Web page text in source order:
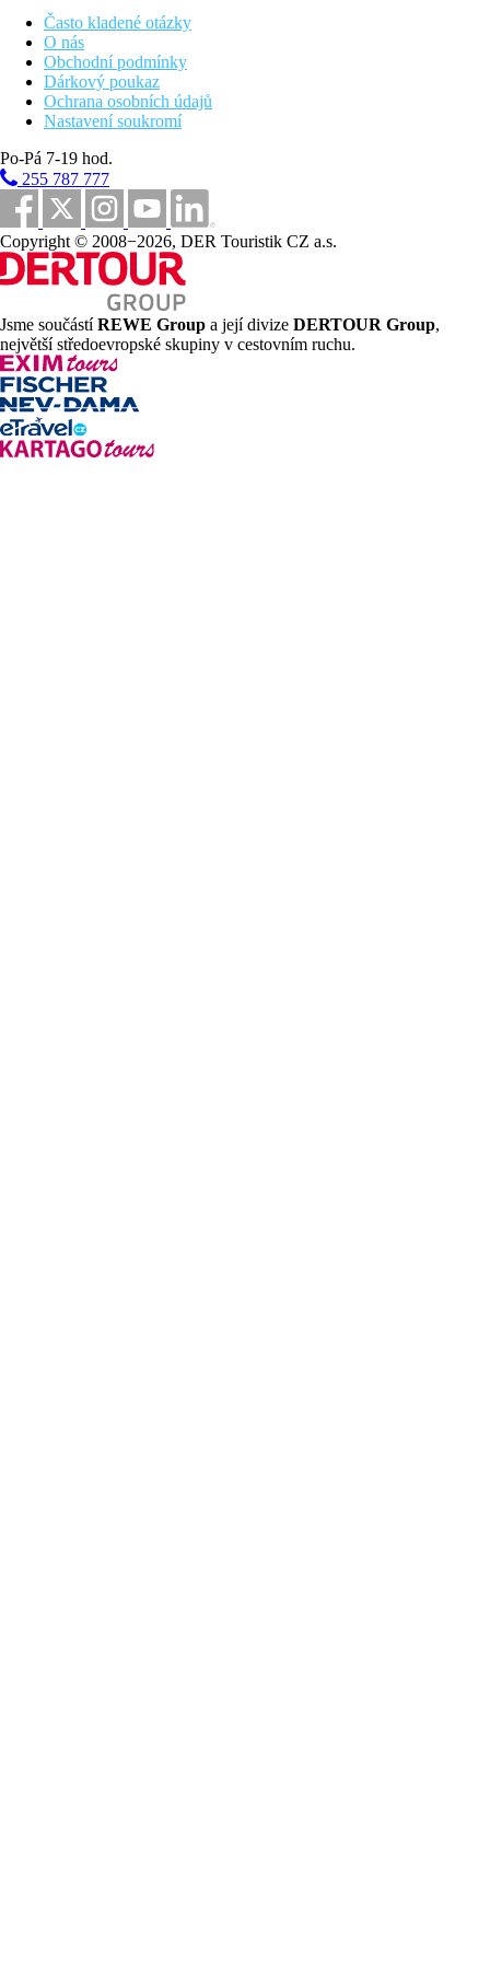
30 km
Vzdálenost od nejbližšího letiště
Pláž
Plážová dovolená
Bazény
Lehátka a slunečníky u bazénu zdarma
Bar u bazénu
Fotogalerie
Často kladené otázky
O nás
Obchodní podmínky
Dárkový poukaz
Ochrana osobních údajů
Nastavení soukromí
Po-Pá 7-19 hod.
255 787 777
Copyright © 2008−2026, DER Touristik CZ a.s.
Jsme součástíREWE Group a její divize DERTOUR Group,
největší středoevropské skupiny v cestovním ruchu.